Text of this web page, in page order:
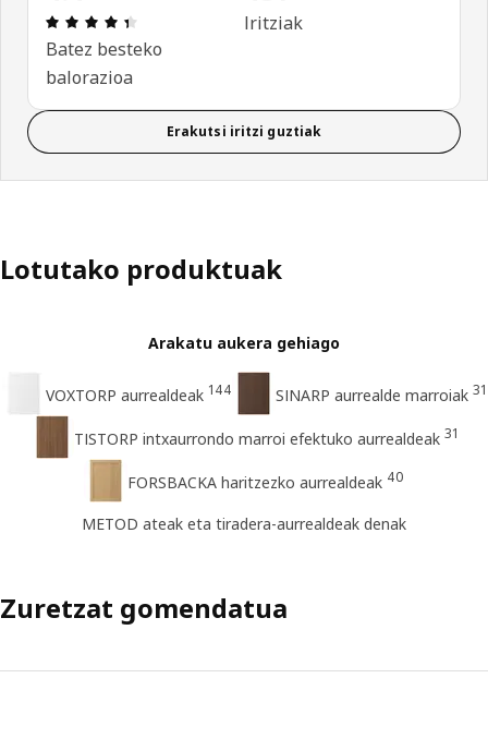
Aipamena: 4.4 / 5 izar. Berrikuspen osoak: 431
Batez besteko
balorazioa
Iritziak
Erakutsi iritzi guztiak
Lotutako produktuak
Arakatu aukera gehiago
VOXTORP aurrealdeak 144 SINARP aurrealde marroiak 31
TISTORP intxaurrondo marroi efektuko aurrealdeak 31
FORSBACKA haritzezko aurrealdeak 40
METOD ateak eta tiradera-aurrealdeak denak
Zuretzat gomendatua